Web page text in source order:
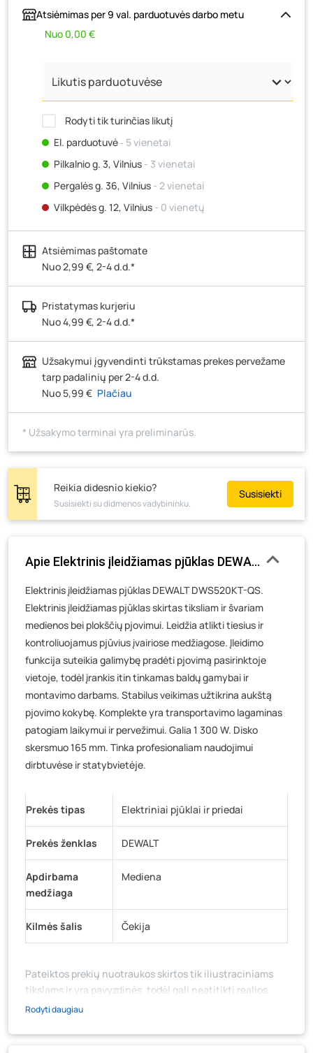
Atsiėmimas per 9 val. parduotuvės darbo metu
Nuo 0,00 €
Rodyti tik turinčias likutį
El. parduotuvė‐ 5 vienetai
Pilkalnio g. 3, Vilnius - 3 vienetai
Pergalės g. 36, Vilnius - 2 vienetai
Vilkpėdės g. 12, Vilnius - 0 vienetų
Ateities g. 15, Vilnius- 0 vienetų
Kauno r., Narsiečių k., Vytauto g. 183, Kaunas
vienetai
Šilutės pl. 83A, Klaipėda- 0 vienetų
Pramonės g. 7, Šiauliai
Klaipėdos g. 170R, Panevėžys
J. Basanavičiaus g. 6, Utena
Novočėbės k. 3, Kėdainiai
Skuodo g. 41, Mažeikiai- 3 vienetai
Žemaičių g. 2, Raseiniai
Pramonės g. 6E, Šilutė- 0 vienetų
Gedimino g. 54, Tauragė- 0 vienetų
Veteranų g. 11, Visaginas - 0 vienetų
Baravykų g. 1, Druskininkai- 0 vienetų
Vilniaus g. 89D, Ukmergė - 0 vienetų
K. Donelaičio g. 17, Rokiškis
Šaltupės g. 64, Zarasai- 0 vienetų
Atsiėmimas paštomate
Nuo 2,99 €, 2-4 d.d.*
Pristatymas kurjeriu
Nuo 4,99 €, 2-4 d.d.*
Užsakymui įgyvendinti trūkstamas prekes pervežame
tarp padalinių per 2-4 d.d.
Nuo 5,99 € Plačiau
* Užsakymo terminai yra preliminarūs.
Reikia didesnio kiekio?
Susisiekti su didmenos vadybininku.
Susisiekti
Apie Elektrinis įleidžiamas pjūklas DEWALT
Elektrinis įleidžiamas pjūklas DEWALT DWS520KT-QS.
Elektrinis įleidžiamas pjūklas skirtas tiksliam ir švariam
medienos bei plokščių pjovimui. Leidžia atlikti tiesius ir
kontroliuojamus pjūvius įvairiose medžiagose. Įleidimo
funkcija suteikia galimybę pradėti pjovimą pasirinktoje
vietoje, todėl įrankis itin tinkamas baldų gamybai ir
montavimo darbams. Stabilus veikimas užtikrina aukštą
pjovimo kokybę. Komplekte yra transportavimo lagaminas
patogiam laikymui ir pervežimui. Galia 1 300 W. Disko
skersmuo 165 mm. Tinka profesionaliam naudojimui
dirbtuvėse ir statybvietėje.
Prekės tipas Elektriniai pjūklai ir priedai
Prekės ženklas DEWALT
Apdirbama
medžiaga
Mediena
Kilmės šalis Čekija
Pateiktos prekių nuotraukos skirtos tik iliustraciniams
tikslams ir yra pavyzdinės, todėl gali neatitikti realios
prekių ir jų pakuotės išvaizdos, komplektacijos, spalvos ar
aprašymu) yra bendrinio pobūdžio, jame nebūtinai
Rodyti daugiau